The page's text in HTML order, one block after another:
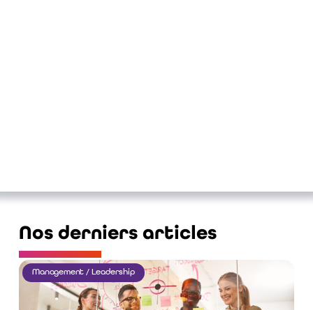
Nos derniers articles
Management / Leadership